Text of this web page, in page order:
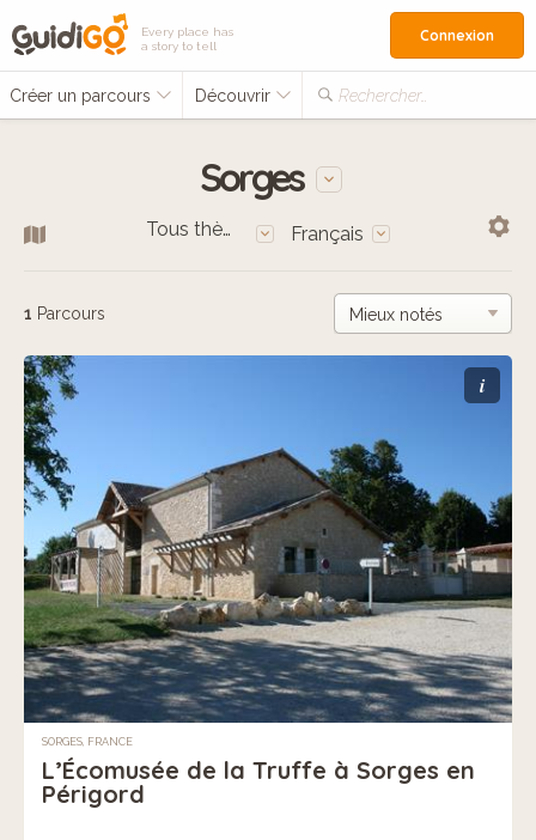
Every place has
a story to tell
Créer un parcours Découvrir Rechercher…
Connexion
Sorges
Tous thèmes Français
1 Parcours
i
SORGES, FRANCE
L’Écomusée de la Truffe à Sorges en
Périgord